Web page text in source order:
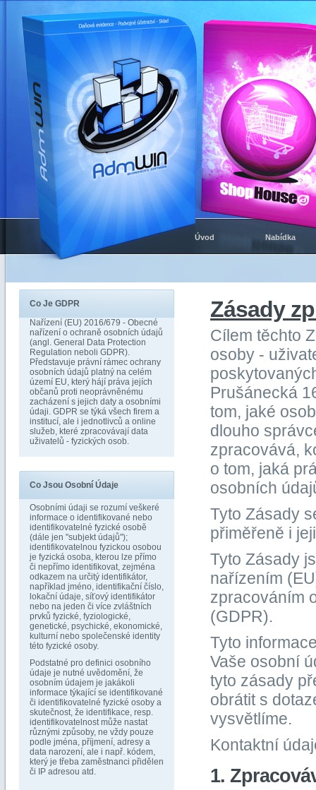
Úvod Nabídka
Co Je GDPR
Nařízení (EU) 2016/679 - Obecné
nařízení o ochraně osobních údajů
(angl. General Data Protection
Regulation neboli GDPR).
Představuje právní rámec ochrany
osobních údajů platný na celém
území EU, který hájí práva jejích
občanů proti neoprávněnému
zacházení s jejich daty a osobními
údaji. GDPR se týká všech firem a
institucí, ale i jednotlivců a online
služeb, které zpracovávají data
uživatelů - fyzických osob.
Co Jsou Osobní Údaje
Osobními údaji se rozumí veškeré
informace o identifikované nebo
identifikovatelné fyzické osobě
(dále jen "subjekt údajů");
identifikovatelnou fyzickou osobou
je fyzická osoba, kterou lze přímo
či nepřímo identifikovat, zejména
odkazem na určitý identifikátor,
například jméno, identifikační číslo,
lokační údaje, síťový identifikátor
nebo na jeden či více zvláštních
prvků fyzické, fyziologické,
genetické, psychické, ekonomické,
kulturní nebo společenské identity
této fyzické osoby.
Podstatné pro definici osobního
údaje je nutné uvědomění, že
osobním údajem je jakákoli
informace týkající se identifikované
či identifikovatelné fyzické osoby a
skutečnost, že identifikace, resp.
identifikovatelnost může nastat
různými způsoby, ne vždy pouze
podle jména, příjmení, adresy a
data narození, ale i např. kódem,
který je třeba zaměstnanci přidělen
či IP adresou atd.
Zásady
Cílem těchto
osoby -
Prušánecká
tom, jaké
dlouho
zpracovává,
o tom, jaká
osobních
Tyto Zásady
přiměřeně i
Tyto Zásady
nařízením
zpracováním
(GDPR).
Tyto
Vaše osobní
tyto zásady
obrátit s
vysvětlíme.
Kontaktní
1.